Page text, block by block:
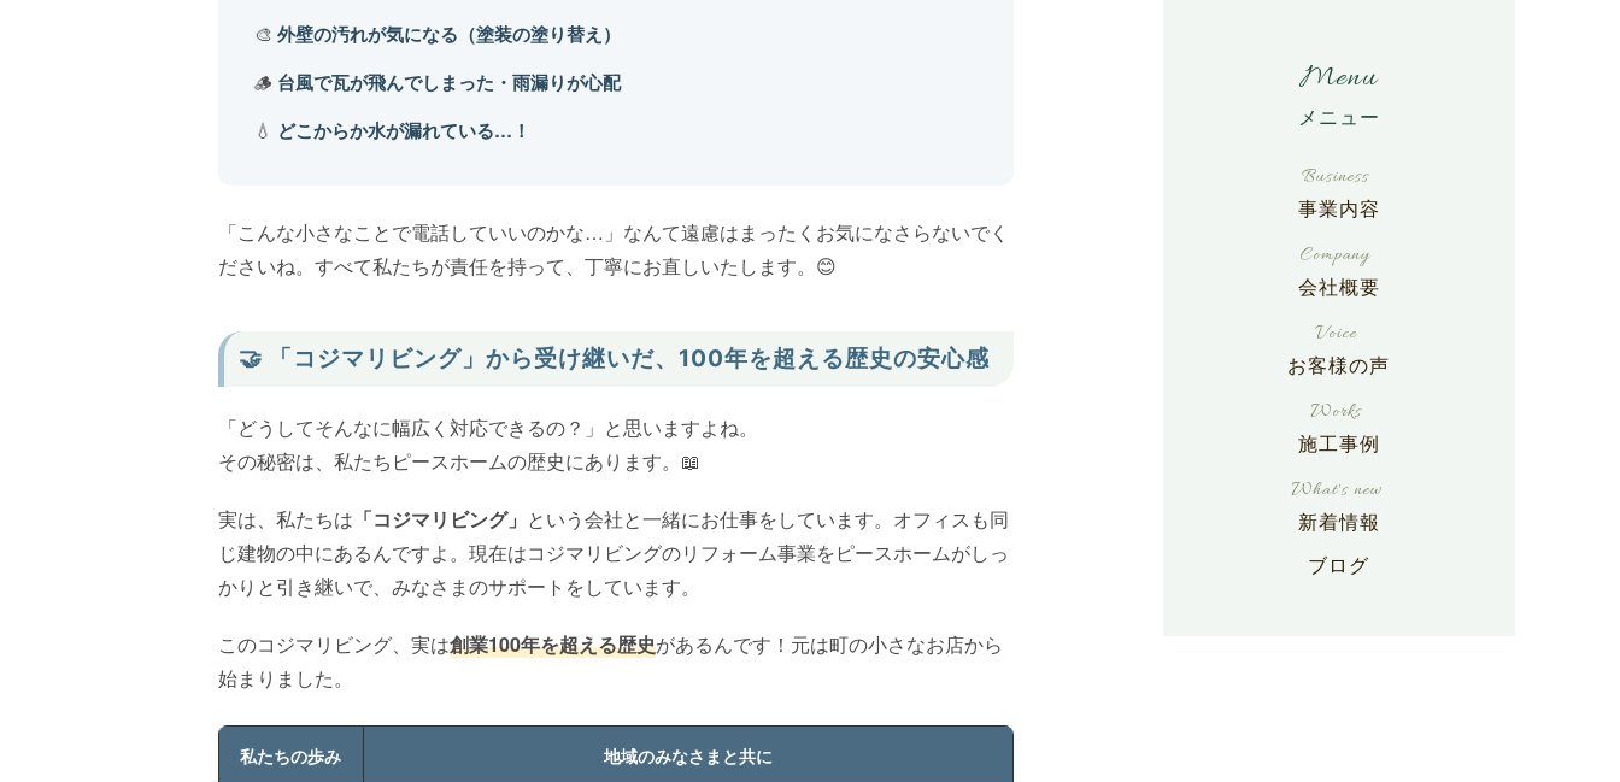
🎨 外壁の汚れが気になる（塗装の塗り替え）
🪵 台風で瓦が飛んでしまった・雨漏りが心配
💧 どこからか水が漏れている…！
「こんな小さなことで電話していいのかな…」なんて遠慮はまったくお気になさらないでく
ださいね。すべて私たちが責任を持って、丁寧にお直しいたします。😊
🤝 「コジマリビング」から受け継いだ、100年を超える歴史の安心感
「どうしてそんなに幅広く対応できるの？」と思いますよね。
その秘密は、私たちピースホームの歴史にあります。📖
実は、私たちは 「コジマリビング」 という会社と一緒にお仕事をしています。オフィスも同
じ建物の中にあるんですよ。現在はコジマリビングのリフォーム事業をピースホームがしっ
かりと引き継いで、みなさまのサポートをしています。
このコジマリビング、実は創業100年を超える歴史があるんです！元は町の小さなお店から
始まりました。
私たちの歩み 地域のみなさまと共に
Menu
事業内容
会社概要
お客様の声
施工事例
新着情報
ブログ